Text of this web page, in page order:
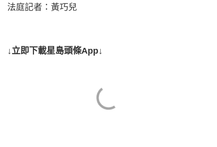
法庭記者：黃巧兒
↓立即下載星島頭條App↓